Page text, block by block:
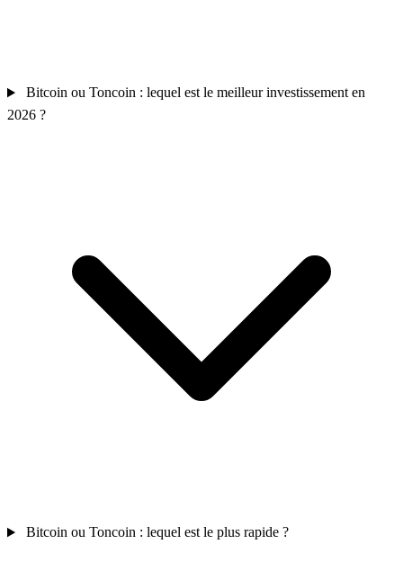
Bitcoin ou Toncoin : lequel est le meilleur investissement en
2026 ?
Bitcoin ou Toncoin : lequel est le plus rapide ?